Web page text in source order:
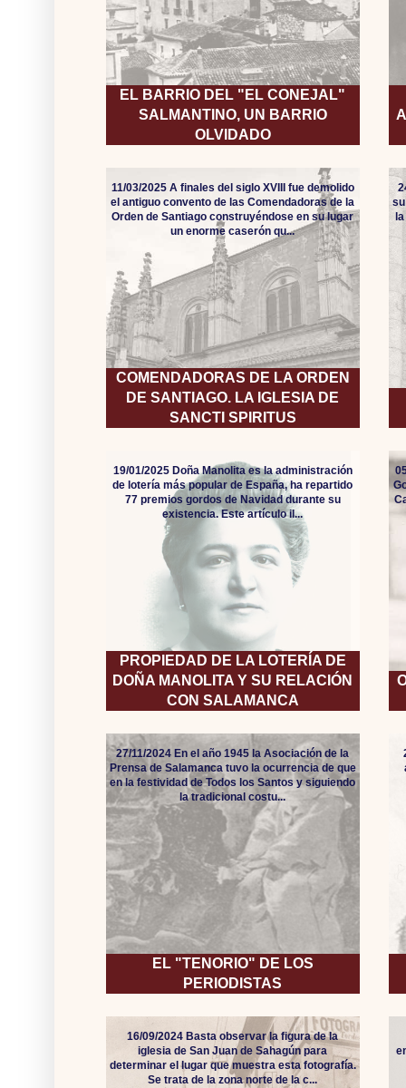
EL BARRIO DEL "EL CONEJAL"
SALMANTINO, UN BARRIO
OLVIDADO
COMENDADORAS DE LA ORDEN
DE SANTIAGO. LA IGLESIA DE
SANCTI SPIRITUS
11/03/2025 A finales del siglo XVIII fue demolido
el antiguo convento de las Comendadoras de la
Orden de Santiago construyéndose en su lugar
un enorme caserón qu...
PROPIEDAD DE LA LOTERÍA DE
DOÑA MANOLITA Y SU RELACIÓN
CON SALAMANCA
19/01/2025 Doña Manolita es la administración
de lotería más popular de España, ha repartido
77 premios gordos de Navidad durante su
existencia. Este artículo il...
EL "TENORIO" DE LOS
PERIODISTAS
27/11/2024 En el año 1945 la Asociación de la
Prensa de Salamanca tuvo la ocurrencia de que
en la festividad de Todos los Santos y siguiendo
la tradicional costu...
16/09/2024 Basta observar la figura de la
iglesia de San Juan de Sahagún para
determinar el lugar que muestra esta fotografía.
Se trata de la zona norte de la c...